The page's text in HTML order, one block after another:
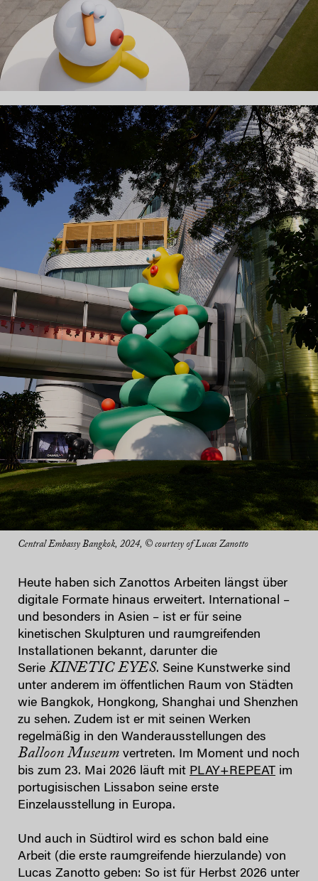
Central Embassy Bangkok, 2024, © courtesy of Lucas Zanotto
Heute haben sich Zanottos Arbeiten längst über
digitale Formate hinaus erweitert. International –
und besonders in Asien – ist er für seine
kinetischen Skulpturen und raumgreifenden
Installationen bekannt, darunter die
Serie KINETIC EYES. Seine Kunstwerke sind
unter anderem im öffentlichen Raum von Städten
wie Bangkok, Hongkong, Shanghai und Shenzhen
zu sehen. Zudem ist er mit seinen Werken
regelmäßig in den Wanderausstellungen des
Balloon Museum vertreten. Im Moment und noch
bis zum 23. Mai 2026 läuft mit PLAY+REPEAT im
portugisischen Lissabon seine erste
Einzelausstellung in Europa.
Und auch in Südtirol wird es schon bald eine
Arbeit (die erste raumgreifende hierzulande) von
Lucas Zanotto geben: So ist für Herbst 2026 unter